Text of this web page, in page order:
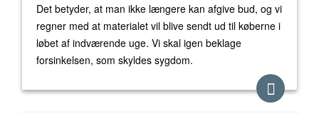
Det betyder, at man ikke længere kan afgive bud, og vi
regner med at materialet vil blive sendt ud til køberne i
løbet af indværende uge. Vi skal igen beklage
forsinkelsen, som skyldes sygdom.